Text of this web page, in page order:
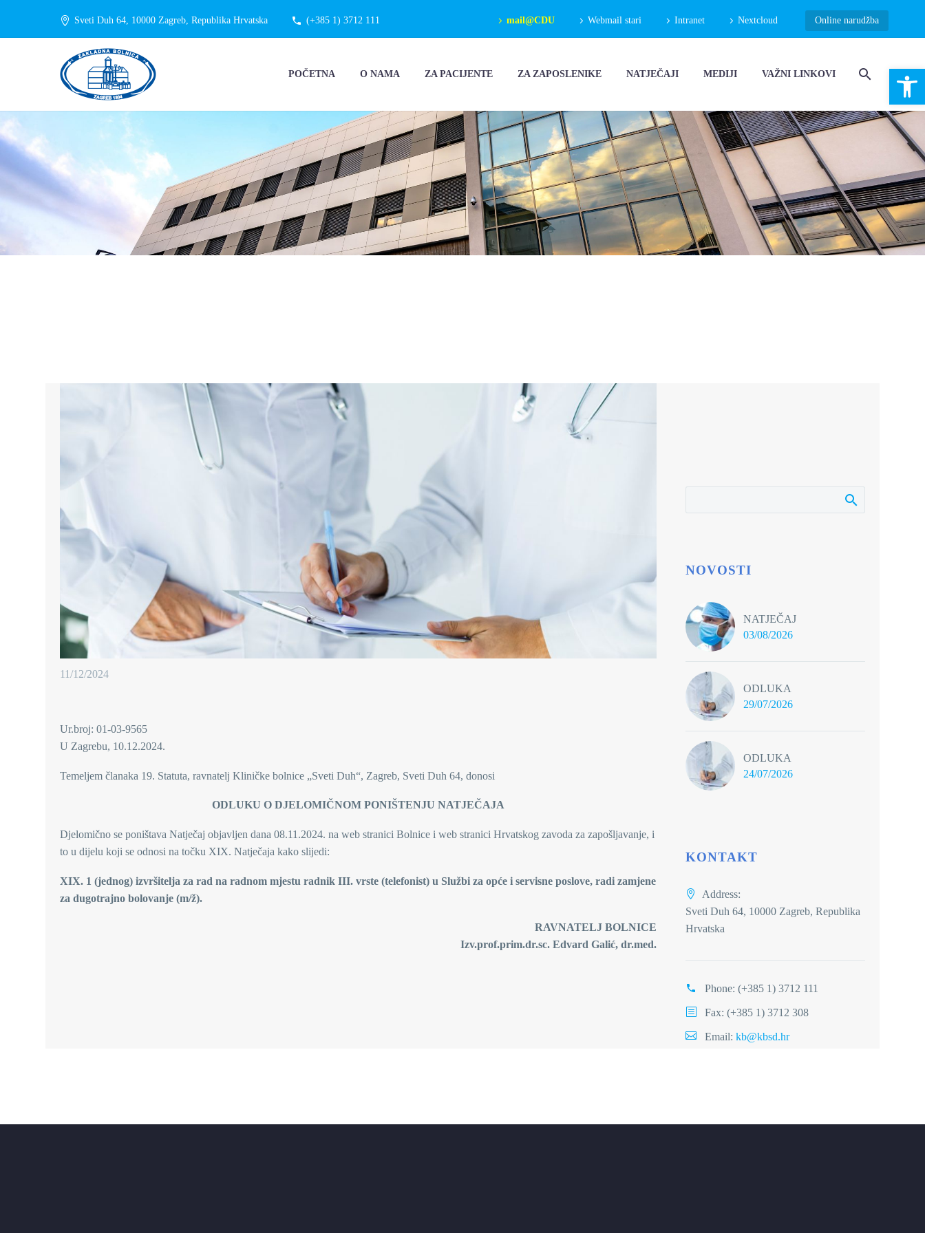
Sveti Duh 64, 10000 Zagreb, Republika Hrvatska (+385 1) 3712 111 mail@CDU Webmail stari Intranet Nextcloud Online narudžba
POČETNA O NAMA ZA PACIJENTE ZA ZAPOSLENIKE NATJEČAJI MEDIJI VAŽNI LINKOVI
11/12/2024
Ur.broj: 01-03-9565
U Zagrebu, 10.12.2024.
Temeljem članaka 19. Statuta, ravnatelj Kliničke bolnice „Sveti Duh“, Zagreb, Sveti Duh 64, donosi
ODLUKU O DJELOMIČNOM PONIŠTENJU NATJEČAJA
Djelomično se poništava Natječaj objavljen dana 08.11.2024. na web stranici Bolnice i web stranici Hrvatskog zavoda za zapošljavanje, i
to u dijelu koji se odnosi na točku XIX. Natječaja kako slijedi:
XIX. 1 (jednog) izvršitelja za rad na radnom mjestu radnik III. vrste (telefonist) u Službi za opće i servisne poslove, radi zamjene
za dugotrajno bolovanje (m/ž).
RAVNATELJ BOLNICE
Izv.prof.prim.dr.sc. Edvard Galić, dr.med.
NOVOSTI
NATJEČAJ
03/08/2026
ODLUKA
29/07/2026
ODLUKA
24/07/2026
KONTAKT
Address:
Sveti Duh 64, 10000 Zagreb, Republika
Hrvatska
Phone: (+385 1) 3712 111
Fax: (+385 1) 3712 308
Email: kb@kbsd.hr